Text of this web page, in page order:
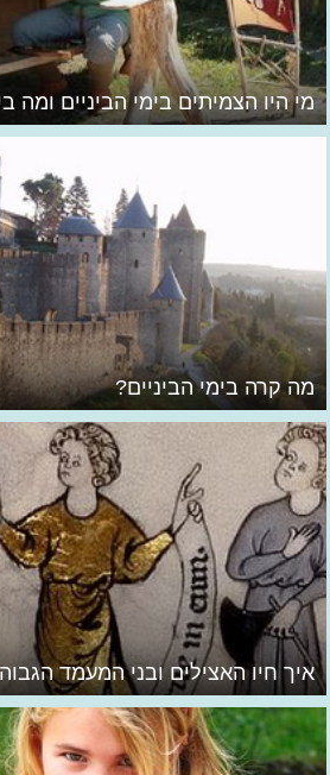
מי היו הצמיתים בימי הביניים ומה
מה קרה בימי הביניים?
איך חיו האצילים ובני המעמד